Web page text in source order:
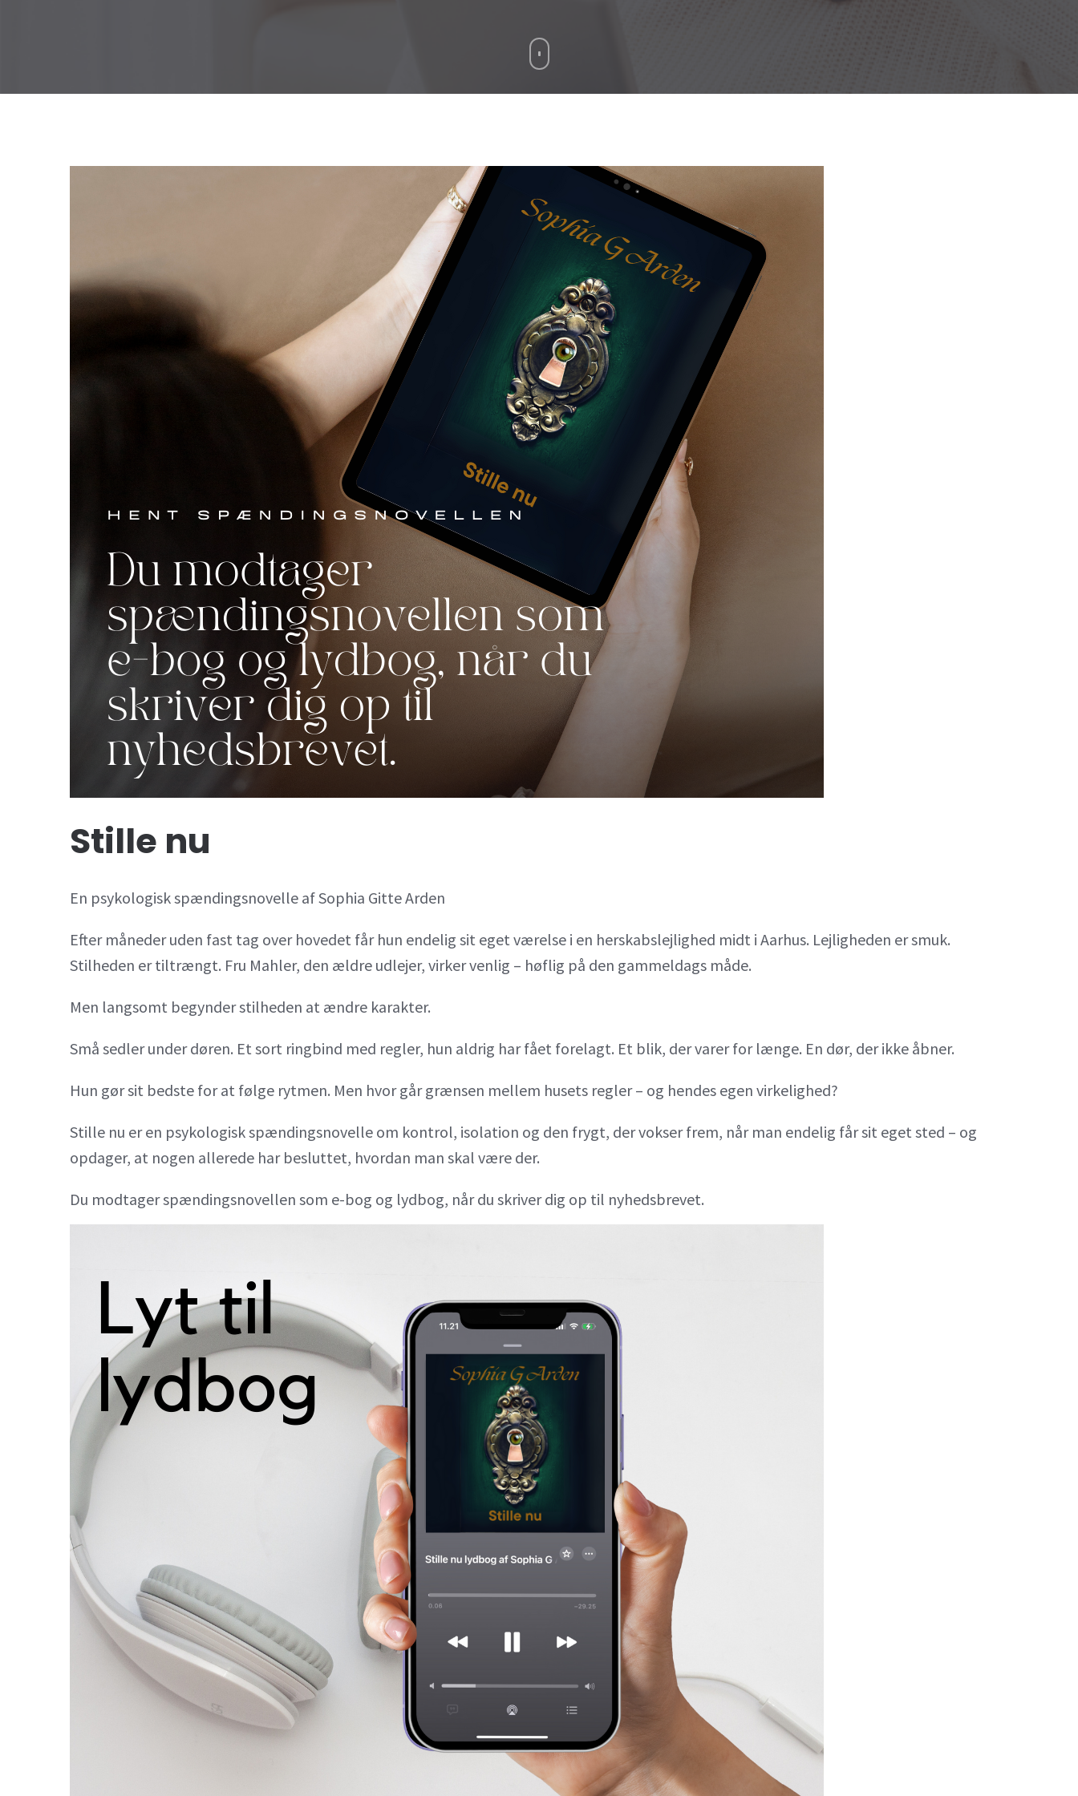
Stille nu
En psykologisk spændingsnovelle af Sophia Gitte Arden
Efter måneder uden fast tag over hovedet får hun endelig sit eget værelse i en herskabslejlighed midt i Aarhus. Lejligheden er smuk.
Stilheden er tiltrængt. Fru Mahler, den ældre udlejer, virker venlig – høflig på den gammeldags måde.
Men langsomt begynder stilheden at ændre karakter.
Små sedler under døren. Et sort ringbind med regler, hun aldrig har fået forelagt. Et blik, der varer for længe. En dør, der ikke åbner.
Hun gør sit bedste for at følge rytmen. Men hvor går grænsen mellem husets regler – og hendes egen virkelighed?
Stille nu er en psykologisk spændingsnovelle om kontrol, isolation og den frygt, der vokser frem, når man endelig får sit eget sted – og
opdager, at nogen allerede har besluttet, hvordan man skal være der.
Du modtager spændingsnovellen som e-bog og lydbog, når du skriver dig op til nyhedsbrevet.